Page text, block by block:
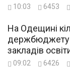
10:03 6453
На Одещині
держбюджету
закладів
09:02 6426